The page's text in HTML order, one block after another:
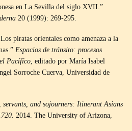
en La Sevilla del siglo XVII.”
20 (1999): 269-295.
piratas orientales como amenaza a la
Espacios de tránsito: procesos
Pacífíco, editado por María Isabel
Sorroche Cuerva, Universidad de
servants, and sojourners: Itinerant Asians
. 2014. The University of Arizona,